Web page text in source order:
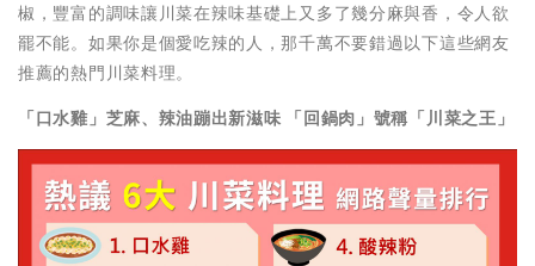
椒，豐富的調味讓川菜在辣味基礎上又多了幾分麻與香，令人欲
罷不能。如果你是個愛吃辣的人，那千萬不要錯過以下這些網友
推薦的熱門川菜料理。
「口水雞」芝麻、辣油蹦出新滋味 「回鍋肉」號稱「川菜之王」